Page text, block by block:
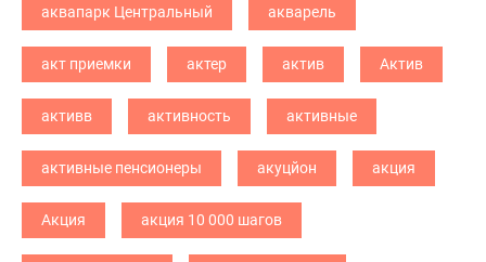
аквапарк Центральный акварель
акт приемки актер актив Актив
активв активность активные
активные пенсионеры акуцйон акция
Акция акция 10 000 шагов